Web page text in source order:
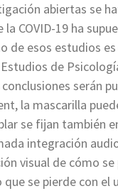
abiertas se
COVID-19 ha
de esos estudios
de
serán
la mascarilla
se fijan también
integración
visual de cómo
se pierde con el